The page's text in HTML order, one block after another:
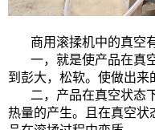
商用滚揉机中的真空
一，就是使产品在真
到彭大，松软。使做出来
二，产品在真空状态
热量的产生。且在真空状